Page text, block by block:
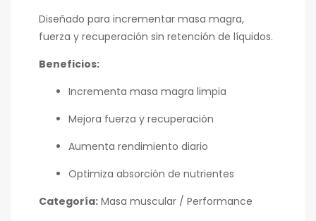
Diseñado para incrementar masa magra,
fuerza y recuperación sin retención de líquidos.
Beneficios:
Incrementa masa magra limpia
Mejora fuerza y recuperación
Aumenta rendimiento diario
Optimiza absorción de nutrientes
Categoría: Masa muscular / Performance